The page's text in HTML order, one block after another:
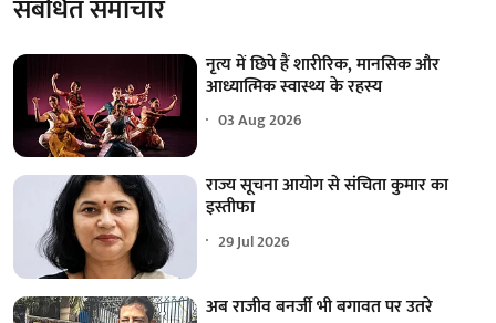
संबंधित समाचार
नृत्य में छिपे हैं शारीरिक, मानसिक और
आध्यात्मिक स्वास्थ्य के रहस्य
03 Aug 2026
राज्य सूचना आयोग से संचिता कुमार का
इस्तीफा
29 Jul 2026
अब राजीव बनर्जी भी बगावत पर उतरे